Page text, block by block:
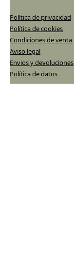
Política de privacidad
Política de cookies
Condiciones de venta
Aviso legal
Envios y devoluciones
Política de datos